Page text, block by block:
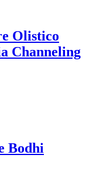
Olistico
Channeling
Bodhi